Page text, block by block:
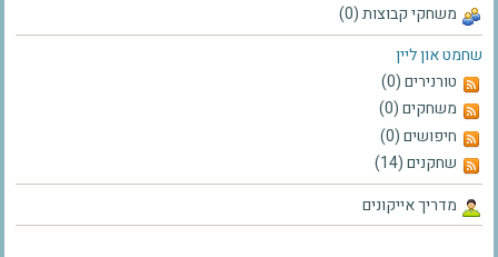
משחקי קבוצות (0)
שחמט און ליין
טורנירים (0)
משחקים (0)
חיפושים (0)
שחקנים (14)
מדריך אייקונים